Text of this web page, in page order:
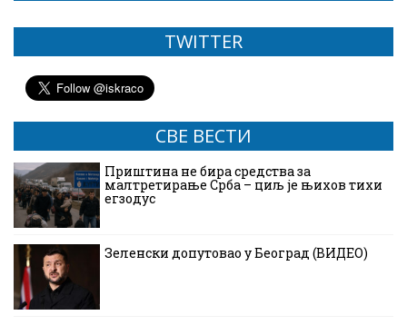
TWITTER
СВЕ ВЕСТИ
Приштина не бира средства за
малтретирање Срба – циљ је њихов тихи
егзодус
Зеленски допутовао у Београд (ВИДЕО)